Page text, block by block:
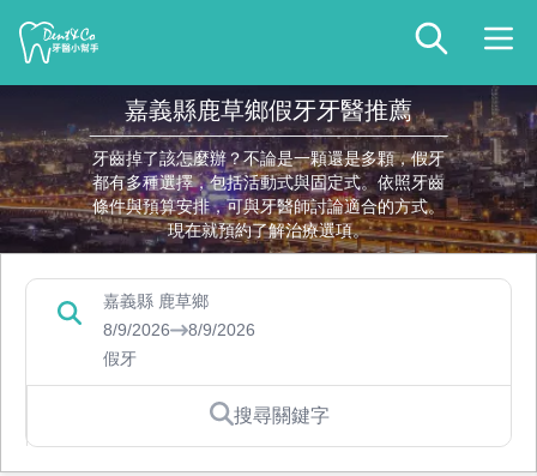
嘉義縣鹿草鄉假牙牙醫推薦
牙齒掉了該怎麼辦？不論是一顆還是多顆，假牙
都有多種選擇，包括活動式與固定式。依照牙齒
條件與預算安排，可與牙醫師討論適合的方式。
現在就預約了解治療選項。
嘉義縣 鹿草鄉
8/9/2026
8/9/2026
假牙
搜尋關鍵字